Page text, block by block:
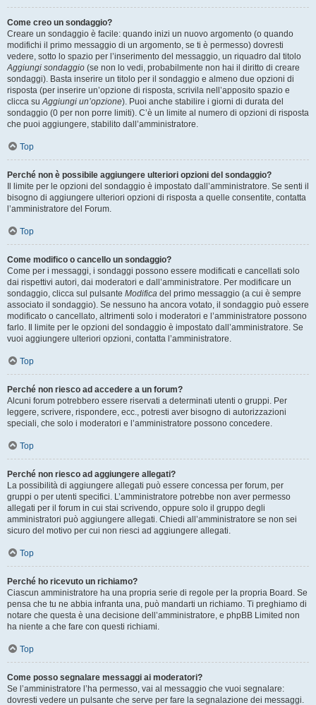
Come creo un sondaggio?
Creare un sondaggio è facile: quando inizi un nuovo argomento (o quando
modifichi il primo messaggio di un argomento, se ti è permesso) dovresti
vedere, sotto lo spazio per l’inserimento del messaggio, un riquadro dal titolo
Aggiungi sondaggio (se non lo vedi, probabilmente non hai il diritto di creare
sondaggi). Basta inserire un titolo per il sondaggio e almeno due opzioni di
risposta (per inserire un’opzione di risposta, scrivila nell’apposito spazio e
clicca suAggiungi un’opzione). Puoi anche stabilire i giorni di durata del
sondaggio (0 per non porre limiti). C’è un limite al numero di opzioni di risposta
che puoi aggiungere, stabilito dall’amministratore.
Top
Perché non è possibile aggiungere ulteriori opzioni del sondaggio?
Il limite per le opzioni del sondaggio è impostato dall’amministratore. Se senti il
bisogno di aggiungere ulteriori opzioni di risposta a quelle consentite, contatta
l’amministratore del Forum.
Top
Come modifico o cancello un sondaggio?
Come per i messaggi, i sondaggi possono essere modificati e cancellati solo
dai rispettivi autori, dai moderatori e dall’amministratore. Per modificare un
sondaggio, clicca sul pulsante Modifica del primo messaggio (a cui è sempre
associato il sondaggio). Se nessuno ha ancora votato, il sondaggio può essere
modificato o cancellato, altrimenti solo i moderatori e l’amministratore possono
farlo. Il limite per le opzioni del sondaggio è impostato dall’amministratore. Se
vuoi aggiungere ulteriori opzioni, contatta l’amministratore.
Top
Perché non riesco ad accedere a un forum?
Alcuni forum potrebbero essere riservati a determinati utenti o gruppi. Per
leggere, scrivere, rispondere, ecc., potresti aver bisogno di autorizzazioni
speciali, che solo i moderatori e l’amministratore possono concedere.
Top
Perché non riesco ad aggiungere allegati?
La possibilità di aggiungere allegati può essere concessa per forum, per
gruppi o per utenti specifici. L’amministratore potrebbe non aver permesso
allegati per il forum in cui stai scrivendo, oppure solo il gruppo degli
amministratori può aggiungere allegati. Chiedi all’amministratore se non sei
sicuro del motivo per cui non riesci ad aggiungere allegati.
Top
Perché ho ricevuto un richiamo?
Ciascun amministratore ha una propria serie di regole per la propria Board. Se
pensa che tu ne abbia infranta una, può mandarti un richiamo. Ti preghiamo di
notare che questa è una decisione dell’amministratore, e phpBB Limited non
ha niente a che fare con questi richiami.
Top
Come posso segnalare messaggi ai moderatori?
Se l’amministratore l’ha permesso, vai al messaggio che vuoi segnalare:
dovresti vedere un pulsante che serve per fare la segnalazione dei messaggi.